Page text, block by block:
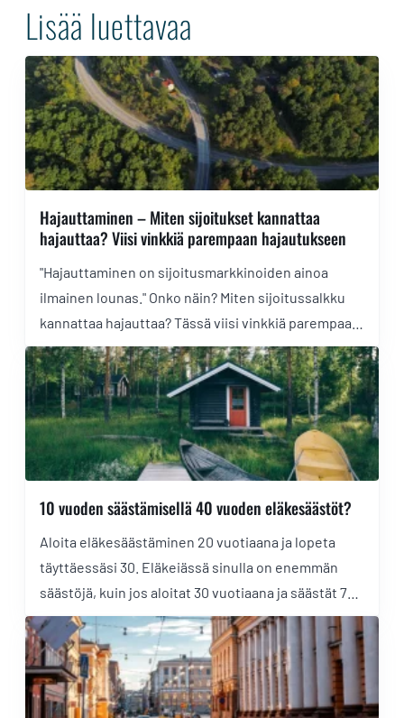
Lisää luettavaa
Hajauttaminen – Miten sijoitukset kannattaa
hajauttaa? Viisi vinkkiä parempaan hajautukseen
"Hajauttaminen on sijoitusmarkkinoiden ainoa
ilmainen lounas." Onko näin? Miten sijoitussalkku
kannattaa hajauttaa? Tässä viisi vinkkiä parempaan
hajautukseen.
10 vuoden säästämisellä 40 vuoden eläkesäästöt?
Aloita eläkesäästäminen 20 vuotiaana ja lopeta
täyttäessäsi 30. Eläkeiässä sinulla on enemmän
säästöjä, kuin jos aloitat 30 vuotiaana ja säästät 70
vuotiaaksi saakka. Tämä on korkoa korolle -ilmiö,
Einsteinia lainaten "maailman 8. ihme".